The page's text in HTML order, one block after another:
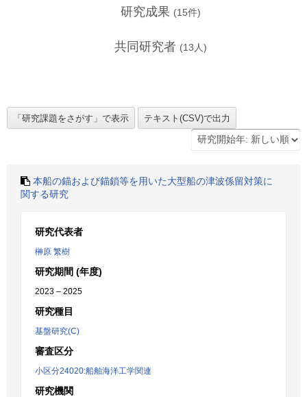
研究成果 (15件)
共同研究者 (13 人)
本船の錨および錨鎖等を用いた大型船の津波係留対策に
関する研究
研究代表者
榊原 繁樹
研究期間 (年度)
2023 – 2025
研究種目
基盤研究(C)
審査区分
小区分24020:船舶海洋工学関連
研究機関